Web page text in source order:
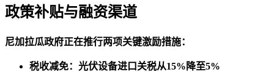
政策补贴与融资渠道
尼加拉瓜政府正在推行两项关键激励措施：
税收减免：光伏设备进口关税从15%降至5%